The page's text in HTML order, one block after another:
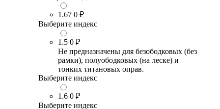
1.67 0 ₽
Выберите индекс
1.5 0 ₽
Не предназначены для безободковых (без
рамки), полуободковых (на леске) и
тонких титановых оправ.
Выберите индекс
1.6 0 ₽
Выберите индекс